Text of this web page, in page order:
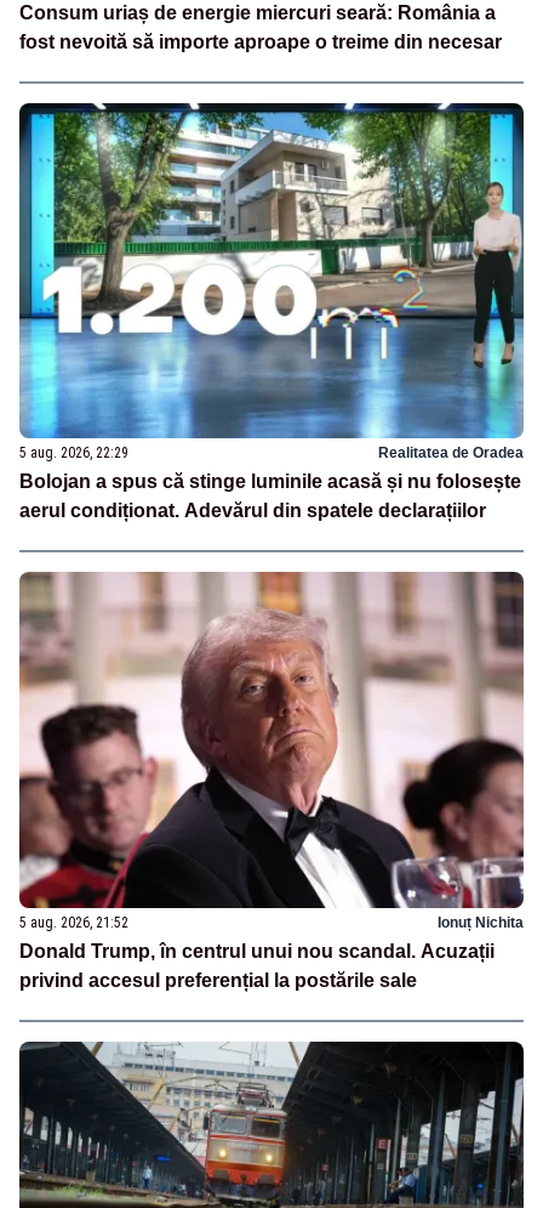
Consum uriaș de energie miercuri seară: România a
fost nevoită să importe aproape o treime din necesar
5 aug. 2026, 22:29 Realitatea de Oradea
Bolojan a spus că stinge luminile acasă și nu folosește
aerul condiționat. Adevărul din spatele declarațiilor
5 aug. 2026, 21:52 Ionuț Nichita
Donald Trump, în centrul unui nou scandal. Acuzații
privind accesul preferențial la postările sale